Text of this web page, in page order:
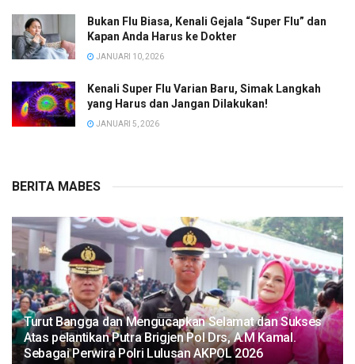
Bukan Flu Biasa, Kenali Gejala “Super Flu” dan
Kapan Anda Harus ke Dokter
JANUARI 10, 2026
Kenali Super Flu Varian Baru, Simak Langkah
yang Harus dan Jangan Dilakukan!
JANUARI 5, 2026
BERITA MABES
Turut Bangga dan Mengucapkan Selamat dan Sukses
Atas pelantikan Putra Brigjen Pol Drs, A.M Kamal.
Sebagai Perwira Polri Lulusan AKPOL 2026